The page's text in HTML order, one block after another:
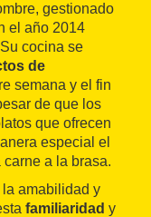
gestionado
el año 2014
cocina se
de
semana y el fin
de que los
que ofrecen
especial el
a la brasa.
amabilidad y
familiaridad y